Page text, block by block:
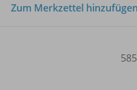
Zum Merkzettel hinzufügen